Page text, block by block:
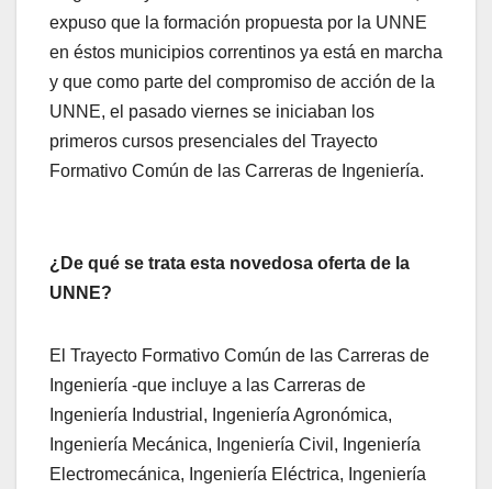
expuso que la formación propuesta por la UNNE
en éstos municipios correntinos ya está en marcha
y que como parte del compromiso de acción de la
UNNE, el pasado viernes se iniciaban los
primeros cursos presenciales del Trayecto
Formativo Común de las Carreras de Ingeniería.
¿De qué se trata esta novedosa oferta de la
UNNE?
El Trayecto Formativo Común de las Carreras de
Ingeniería -que incluye a las Carreras de
Ingeniería Industrial, Ingeniería Agronómica,
Ingeniería Mecánica, Ingeniería Civil, Ingeniería
Electromecánica, Ingeniería Eléctrica, Ingeniería